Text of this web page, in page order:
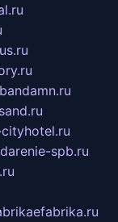
bandamn.ru
spb.ru